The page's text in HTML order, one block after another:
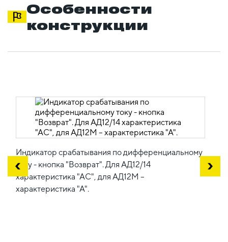
Особенности
конструкции
Индикатор срабатывания по дифференциальному
току - кнопка "Возврат". Для АД12/14
характеристика "АС", для АД12М –
характеристика "А".